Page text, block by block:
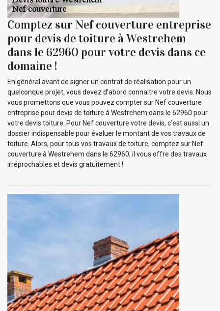
Comptez sur Nef couverture entreprise
pour devis de toiture à Westrehem
dans le 62960 pour votre devis dans ce
domaine !
En général avant de signer un contrat de réalisation pour un
quelconque projet, vous devez d’abord connaitre votre devis. Nous
vous promettons que vous pouvez compter sur Nef couverture
entreprise pour devis de toiture à Westrehem dans le 62960 pour
votre devis toiture. Pour Nef couverture votre devis, c’est aussi un
dossier indispensable pour évaluer le montant de vos travaux de
toiture. Alors, pour tous vos travaux de toiture, comptez sur Nef
couverture à Westrehem dans le 62960, il vous offre des travaux
irréprochables et devis gratuitement !